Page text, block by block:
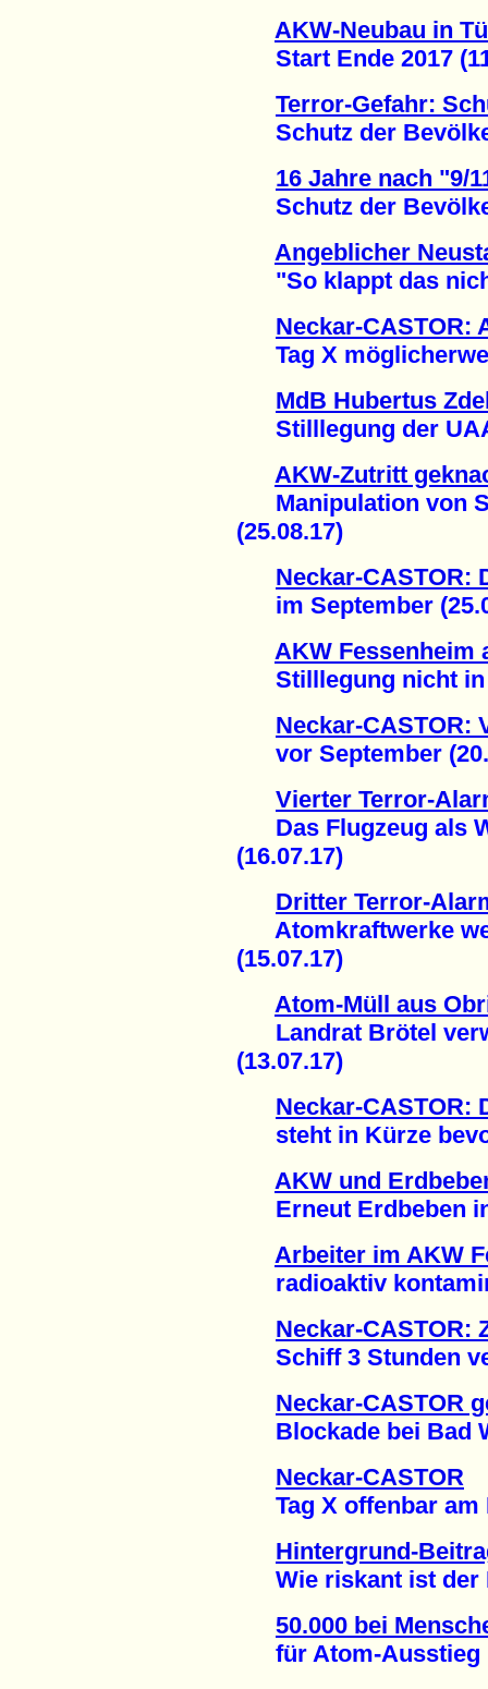
AKW-Neubau in
Start Ende 2017
Terror-Gefahr:
Schutz der
16 Jahre nach "9/
Schutz der
Angeblicher
"So klappt das
Neckar-CASTOR:
Tag X
MdB Hubertus
Stilllegung der
AKW-Zutritt
Manipulation von
(25.08.17)
Neckar-CASTOR:
im September
AKW Fessenheim
Stilllegung nicht in
Neckar-CASTOR:
vor September
Vierter Terror-
Das Flugzeug als
(16.07.17)
Dritter Terror-
Atomkraftwerke
(15.07.17)
Atom-Müll aus
Landrat Brötel
(13.07.17)
Neckar-CASTOR:
steht in Kürze
AKW und
Erneut Erdbeben in
Arbeiter im AKW
radioaktiv
Neckar-CASTOR:
Schiff 3 Stunden
Neckar-CASTOR
Blockade bei Bad
Neckar-CASTOR
Tag X offenbar am
Hintergrund-
Wie riskant ist der
50.000 bei
für Atom-Ausstieg